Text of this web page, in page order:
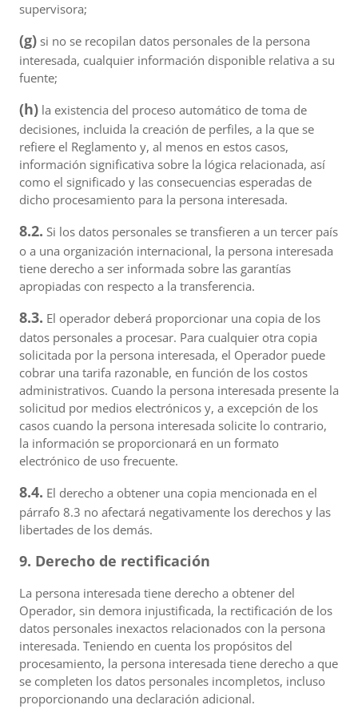
supervisora;
(g) si no se recopilan datos personales de la persona
interesada, cualquier información disponible relativa a su
fuente;
(h) la existencia del proceso automático de toma de
decisiones, incluida la creación de perfiles, a la que se
refiere el Reglamento y, al menos en estos casos,
información significativa sobre la lógica relacionada, así
como el significado y las consecuencias esperadas de
dicho procesamiento para la persona interesada.
8.2. Si los datos personales se transfieren a un tercer país
o a una organización internacional, la persona interesada
tiene derecho a ser informada sobre las garantías
apropiadas con respecto a la transferencia.
8.3. El operador deberá proporcionar una copia de los
datos personales a procesar. Para cualquier otra copia
solicitada por la persona interesada, el Operador puede
cobrar una tarifa razonable, en función de los costos
administrativos. Cuando la persona interesada presente la
solicitud por medios electrónicos y, a excepción de los
casos cuando la persona interesada solicite lo contrario,
la información se proporcionará en un formato
electrónico de uso frecuente.
8.4. El derecho a obtener una copia mencionada en el
párrafo 8.3 no afectará negativamente los derechos y las
libertades de los demás.
9. Derecho de rectificación
La persona interesada tiene derecho a obtener del
Operador, sin demora injustificada, la rectificación de los
datos personales inexactos relacionados con la persona
interesada. Teniendo en cuenta los propósitos del
procesamiento, la persona interesada tiene derecho a que
se completen los datos personales incompletos, incluso
proporcionando una declaración adicional.